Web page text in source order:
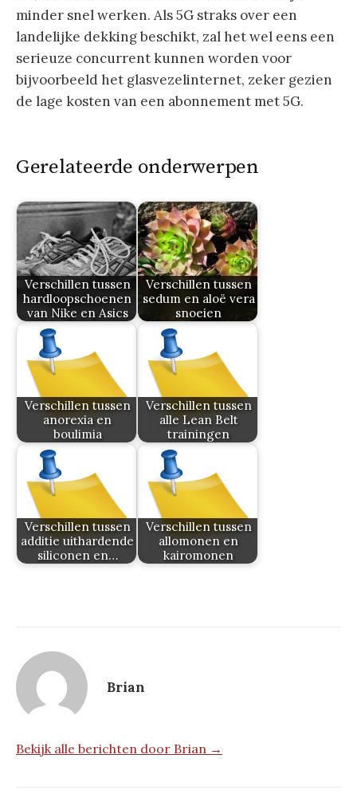
minder snel werken. Als 5G straks over een
landelijke dekking beschikt, zal het wel eens een
serieuze concurrent kunnen worden voor
bijvoorbeeld het glasvezelinternet, zeker gezien
de lage kosten van een abonnement met 5G.
Gerelateerde onderwerpen
Verschillen tussen
hardloopschoenen
van Nike en Asics
Verschillen tussen
sedum en aloë vera
snoeien
Verschillen tussen
anorexia en
boulimia
Verschillen tussen
alle Lean Belt
trainingen
Verschillen tussen
additie uithardende
siliconen en…
Verschillen tussen
allomonen en
kairomonen
Brian
Bekijk alle berichten door Brian →